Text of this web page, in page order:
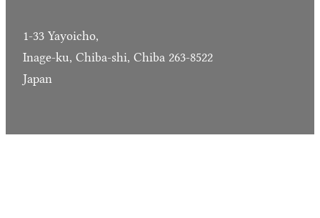
1-33 Yayoicho,
Inage-ku, Chiba-shi, Chiba 263-8522
Japan